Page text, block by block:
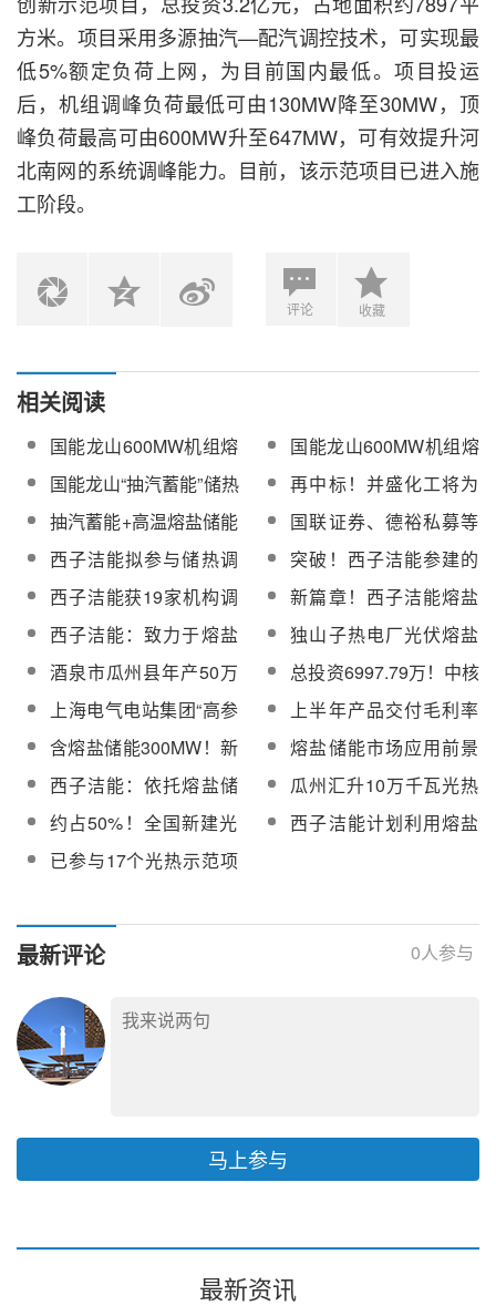
方米。项目采用多源抽汽—配汽调控技术，可实现最
低5%额定负荷上网，为目前国内最低。项目投运
后，机组调峰负荷最低可由130MW降至30MW，顶
峰负荷最高可由600MW升至647MW，可有效提升河
北南网的系统调峰能力。目前，该示范项目已进入施
工阶段。
评论 收藏
相关阅读
国能龙山600MW机组熔
盐储热调峰灵活性改造
项目熔盐储换热系统设
备中标公示
国能龙山600MW机组熔
盐储热调峰灵活性改造
项目储能岛建安工程招
标
国能龙山“抽汽蓄能”储热
调峰项目硝基型三元熔
盐中标候选人公示
再中标！并盛化工将为
国能龙山“抽汽蓄能”储热
调峰项目供应硝基型三
元熔盐
抽汽蓄能+高温熔盐储能
技术路线！龙山电厂
600MW火电机组灵活性
改造项目主厂房基础出
零米
国联证券、德裕私募等
多家机构于7月3日调研
西子洁能
西子洁能拟参与储热调
峰灵活性改造示范项目
突破！西子洁能参建的
首个大型火电机组深度
调峰灵活性改造技术及
系统解决方案示范项目
正式落地
西子洁能获19家机构调
研并答熔盐储能与光热
相关问（附调研问答）
新篇章！西子洁能熔盐
储能技术首次参与大型
火电机组储热调峰项目
西子洁能：致力于熔盐
储热-蒸汽发生系统等关
键热力设备及系统研究
独山子热电厂光伏熔盐
储能示范项目可研咨询
合同公开询价拟成交公
示
酒泉市瓜州县年产50万
吨光热熔盐生产项目招
商
总投资6997.79万！中核
热盐公司储能熔盐新材
料建设项目开工仪式顺
利举行
上海电气电站集团“高参
数、大流量供汽火电机
组熔盐储热深调和顶峰
技术”通过专家组评审
上半年产品交付毛利率
提升，西子洁能将进一
步开拓新能源等市场
含熔盐储能300MW！新
疆2024年全区独立新型
储能项目清单发布
熔盐储能市场应用前景
广阔
西子洁能：依托熔盐储
能核心技术，拓展其在
光热发电、火电灵活性
改造等场景的应用
瓜州汇升10万千瓦光热
项目+60万千瓦风电示
范项目电源组织深化研
约占50%！全国新建光
热项目采用西子洁能光
热熔盐储能技术
西子洁能计划利用熔盐
已参与17个光热示范项
露光热发展计划与订单
数据
最新评论 0人参与
马上参与
最新资讯